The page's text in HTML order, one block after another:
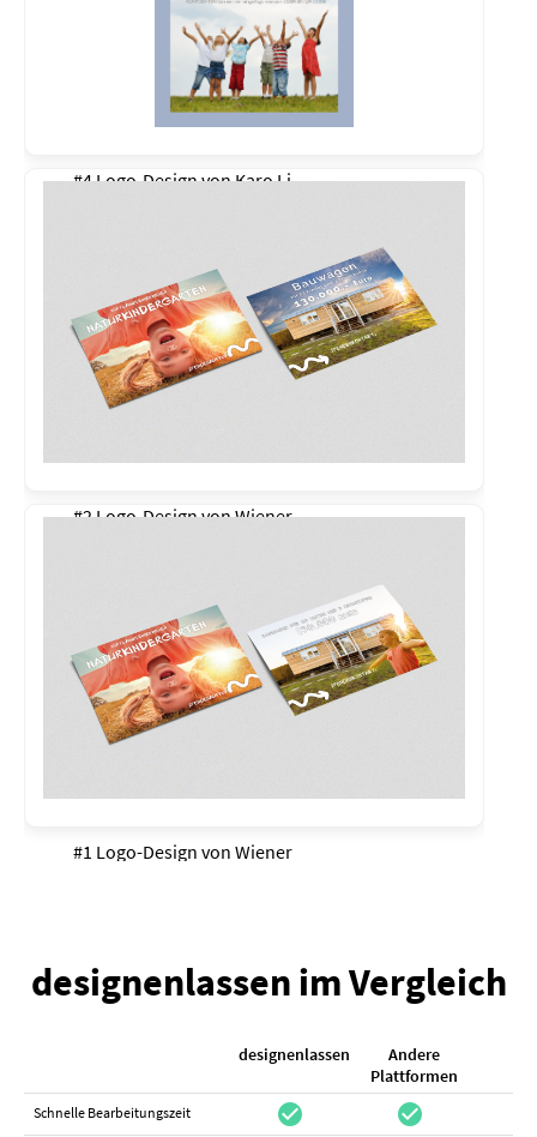
#4 Logo-Design vonKaro Li
#2 Logo-Design vonWiener
#1 Logo-Design von Wiener
designenlassen im Vergleich
designenlassen
Andere
Plattformen
Schnelle Bearbeitungszeit check_circle check_circle